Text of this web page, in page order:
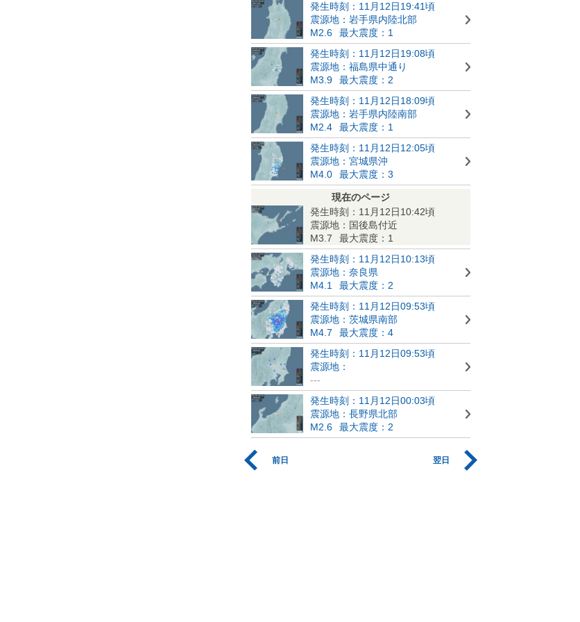
発生時刻：11月12日19:41頃
震源地：岩手県内陸北部
M2.6
最大震度：1
発生時刻：11月12日19:08頃
震源地：福島県中通り
M3.9
最大震度：2
発生時刻：11月12日18:09頃
震源地：岩手県内陸南部
M2.4
最大震度：1
発生時刻：11月12日12:05頃
震源地：宮城県沖
M4.0
最大震度：3
現在のページ
発生時刻：11月12日10:42頃
震源地：国後島付近
M3.7
最大震度：1
発生時刻：11月12日10:13頃
震源地：奈良県
M4.1
最大震度：2
発生時刻：11月12日09:53頃
震源地：茨城県南部
M4.7
最大震度：4
発生時刻：11月12日09:53頃
震源地：
---
発生時刻：11月12日00:03頃
震源地：長野県北部
M2.6
最大震度：2
前日 翌日